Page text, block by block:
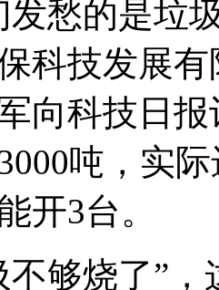
发愁的是垃
科技发展
向科技日
吨，实
开3台。
不够烧了”